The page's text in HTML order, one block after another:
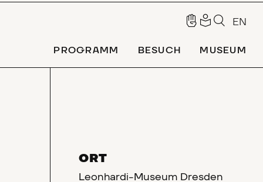
EN
PROGRAMM BESUCH MUSEUM
ORT
Leonhardi-Museum Dresden